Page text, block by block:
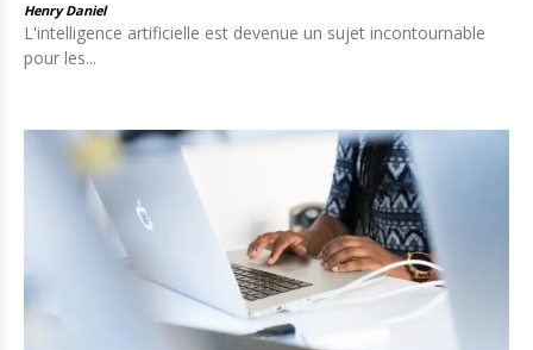
Henry Daniel
L'intelligence artificielle est devenue un sujet incontournable
pour les...